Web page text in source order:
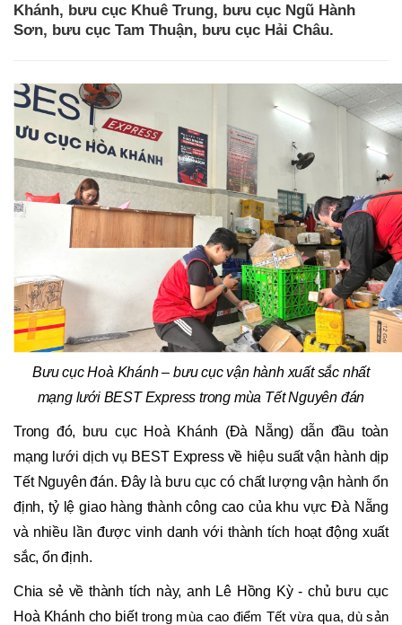
Khánh, bưu cục Khuê Trung, bưu cục Ngũ Hành
Sơn, bưu cục Tam Thuận, bưu cục Hải Châu.
Bưu cục Hoà Khánh – bưu cục vận hành xuất sắc nhất
mạng lưới BEST Express trong mùa Tết Nguyên đán
Trong đó, bưu cục Hoà Khánh (Đà Nẵng) dẫn đầu toàn
mạng lưới dịch vụ BEST Express về hiệu suất vận hành dịp
Tết Nguyên đán. Đây là bưu cục có chất lượng vận hành ổn
định, tỷ lệ giao hàng thành công cao của khu vực Đà Nẵng
và nhiều lần được vinh danh với thành tích hoạt động xuất
sắc, ổn định.
Chia sẻ về thành tích này, anh Lê Hồng Kỳ - chủ bưu cục
Hoà Khánh cho biết trong mùa cao điểm Tết vừa qua, dù sản